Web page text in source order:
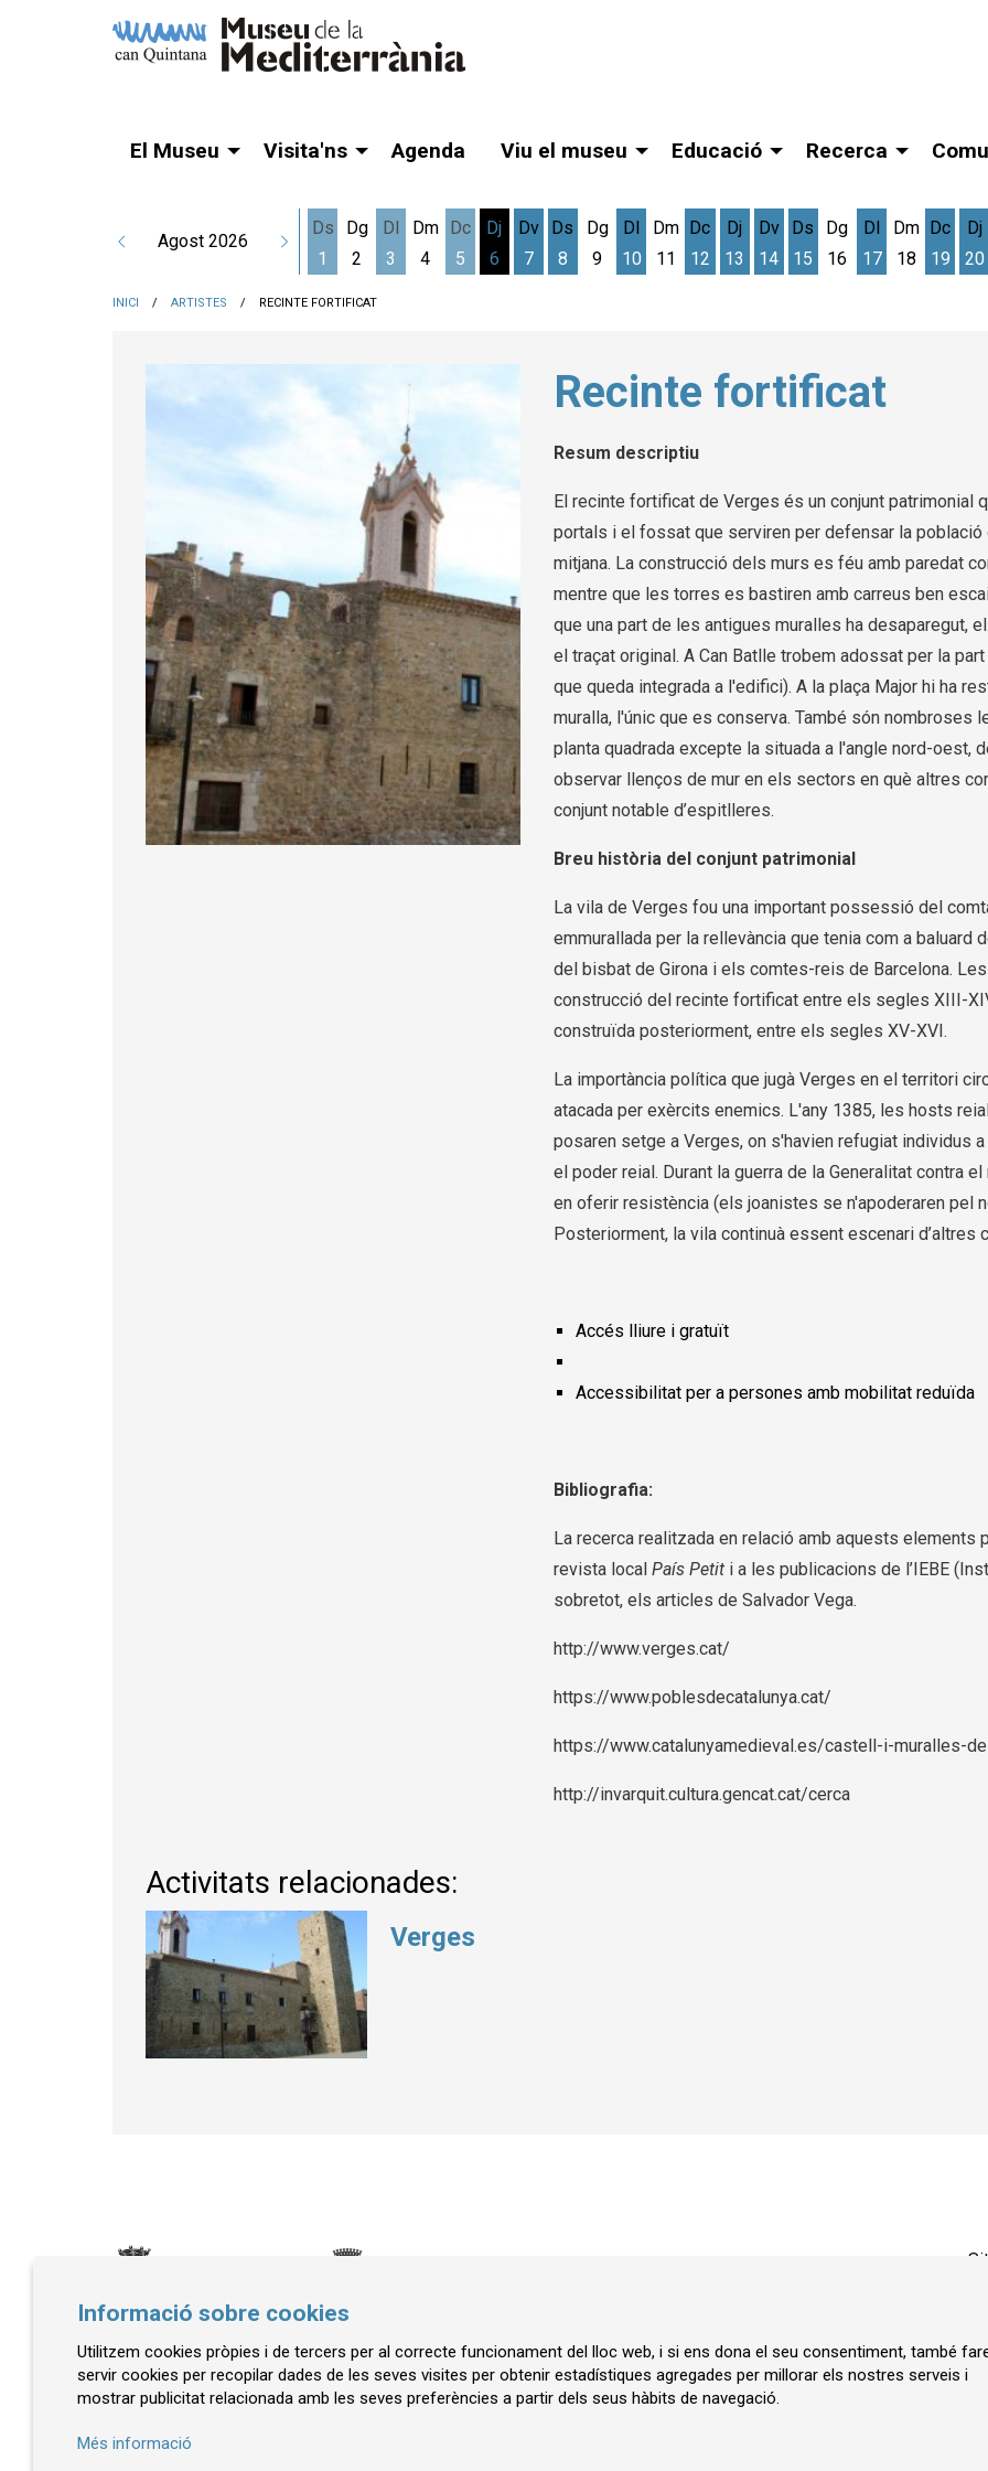
El Museu Visita'ns Agenda Viu el museu Educació Recerca
Agost 2026
Ds
1
Dg
2
Dl
3
Dm
4
Dc
5
Dj
6
Dv
7
Ds
8
Dg
9
Dl
10
Dm
11
Dc
12
Dj
13
Dv
14
Ds
15
Dg
16
Dl
17
Dm
18
Dc
19
Dj
20
INICI ARTISTES RECINTE FORTIFICAT
Recinte fortificat
Resum descriptiu
El recinte fortificat de Verges és un conjunt patrimonial
portals i el fossat que serviren per defensar la població
mitjana. La construcció dels murs es féu amb paredat
mentre que les torres es bastiren amb carreus ben
que una part de les antigues muralles ha desaparegut,
el traçat original. A Can Batlle trobem adossat per la
que queda integrada a l'edifici). A la plaça Major hi ha
muralla, l'únic que es conserva. També són
planta quadrada excepte la situada a l'angle nord-oest,
observar llenços de mur en els sectors en què altres
conjunt notable d’espitlleres.
Breu història del conjunt patrimonial
La vila de Verges fou una important possessió del
emmurallada per la rellevància que tenia com a
del bisbat de Girona i els comtes-reis de Barcelona.
construcció del recinte fortificat entre els segles XIII-
construïda posteriorment, entre els segles XV-XVI.
La importància política que jugà Verges en el territori
atacada per exèrcits enemics. L'any 1385, les hosts
posaren setge a Verges, on s'havien refugiat individus
el poder reial. Durant la guerra de la Generalitat contra
en oferir resistència (els joanistes se n'apoderaren pel
Posteriorment, la vila continuà essent escenari d’altres
Accés lliure i gratuït
Accessibilitat per a persones amb mobilitat reduïda
Bibliografia:
La recerca realitzada en relació amb aquests
revista local País Petit i a les publicacions de l’IEBE
sobretot, els articles de Salvador Vega.
http://www.verges.cat/
https://www.poblesdecatalunya.cat/
https://www.catalunyamedieval.es/castell-i-muralles-
http://invarquit.cultura.gencat.cat/cerca
Activitats relacionades:
Verges
© Museu de la Mediterrània
C. d'Ullà, 27-31 | 17257 Torroella de Montgrí
Tel. 972 755 180 a/e: info@museudelamediterrania.cat
Informació sobre cookies
Utilitzem cookies pròpies i de tercers per al correcte funcionament del lloc web, i si ens dona el seu consentiment, també
servir cookies per recopilar dades de les seves visites per obtenir estadístiques agregades per millorar els nostres serveis i
mostrar publicitat relacionada amb les seves preferències a partir dels seus hàbits de navegació.
Més informació